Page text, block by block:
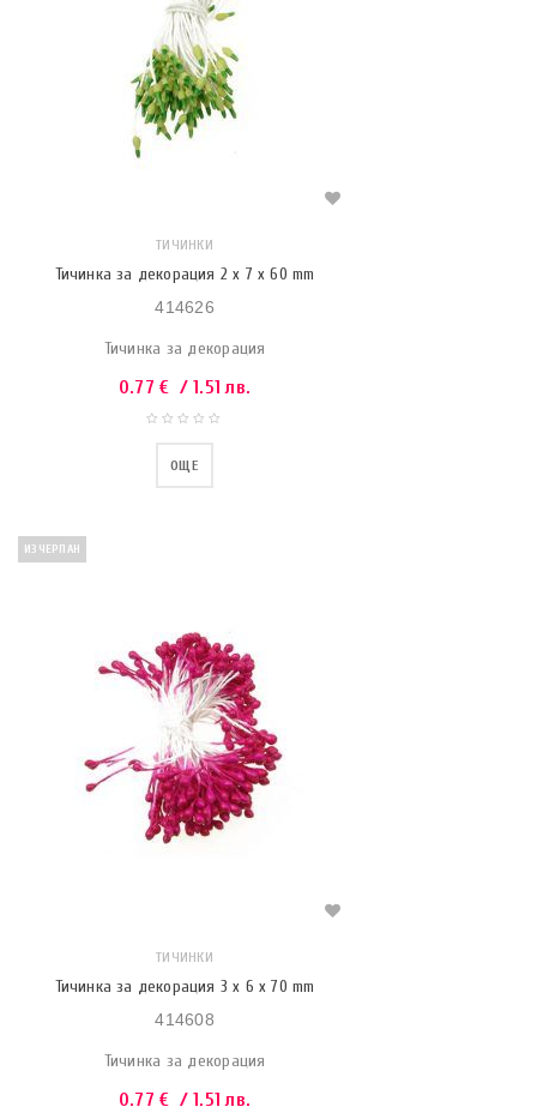
ТИЧИНКИ
Тичинка за декорация 2 x 7 x 60 mm
414626
Тичинка за декорация
0.77€ / 1.51 лв.
ОЩЕ
ИЗЧЕРПАН
ТИЧИНКИ
Тичинка за декорация 3 x 6 x 70 mm
414608
Тичинка за декорация
0.77€ / 1.51 лв.